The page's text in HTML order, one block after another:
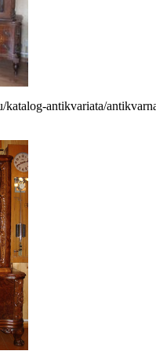
katalog-antikvariata/